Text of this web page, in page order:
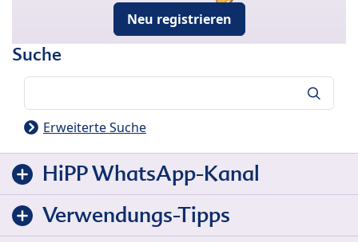
Neu registrieren
Suche
Erweiterte Suche
HiPP WhatsApp-Kanal
Verwendungs-Tipps